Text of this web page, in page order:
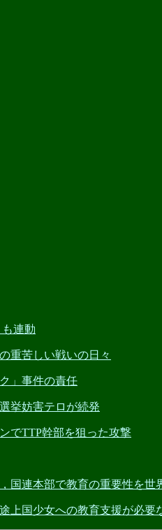
連動
苦しい戦いの日々
」事件の責任
挙妨害テロが続発
でTTP幹部を狙った攻撃
国連本部で教育の重要性を世
上国少女への教育支援が必要